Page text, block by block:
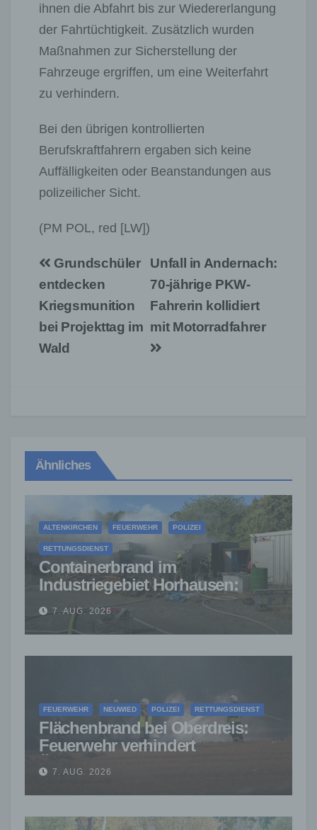
ihnen die Abfahrt bis zur Wiedererlangung
der Fahrtüchtigkeit. Zusätzlich wurden
Maßnahmen zur Sicherstellung der
Fahrzeuge ergriffen, um eine Weiterfahrt
zu verhindern.
Bei den übrigen kontrollierten
Berufskraftfahrern ergaben sich keine
Auffälligkeiten oder Beanstandungen aus
polizeilicher Sicht.
(PM POL, red [LW])
Beitragsnavigation
Unfall in Andernach:
70-jährige PKW-
Fahrerin kollidiert
mit Motorradfahrer
Grundschüler
entdecken
Kriegsmunition
bei Projekttag im
Wald
Ähnliches
ALTENKIRCHEN FEUERWEHR POLIZEI
RETTUNGSDIENST
Containerbrand im
Industriegebiet Horhausen:
Feuerwehr verhindert weitere
Ausbreitung
7. AUG. 2026
FEUERWEHR NEUWIED POLIZEI RETTUNGSDIENST
Flächenbrand bei Oberdreis:
Feuerwehr verhindert
Übergreifen auf Waldgebiet
7. AUG. 2026